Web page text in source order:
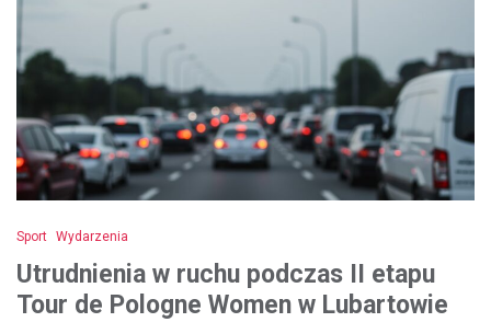
Sport Wydarzenia
Utrudnienia w ruchu podczas II etapu
Tour de Pologne Women w Lubartowie